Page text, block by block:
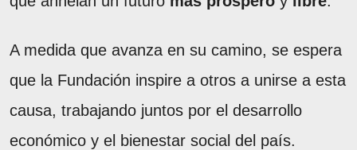
A medida que avanza en su camino, se espera
que la Fundación inspire a otros a unirse a esta
causa, trabajando juntos por el desarrollo
económico y el bienestar social del país.